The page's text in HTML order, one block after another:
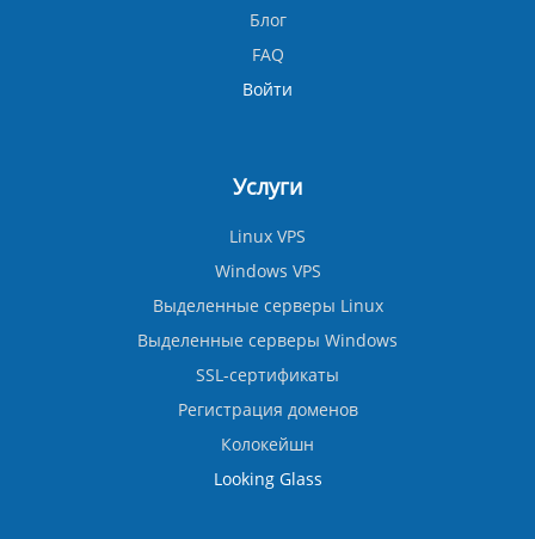
Блог
FAQ
Войти
Услуги
Linux VPS
Windows VPS
Выделенные серверы Linux
Выделенные серверы Windows
SSL-сертификаты
Регистрация доменов
Колокейшн
Looking Glass